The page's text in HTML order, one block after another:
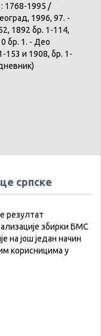
1768-1995 /
1996, 97. -
1892 бр. 1-114,
бр. 1. - Део
153 и 1908, бр. 1-
српске
резултат
збирки БМС
на још један начин
корисницима у